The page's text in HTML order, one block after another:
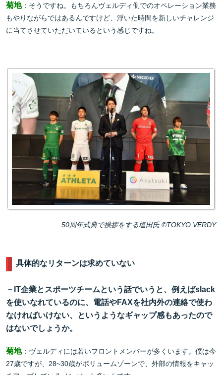
菊地：そうですね。もちろんヴェルディ側でのオペレーション業務
もやりながらではあるんですけど、浮いた時間を新しいチャレンジ
に当てさせていただいているという感じですね。
50周年式典で挨拶をする塩田氏 ©TOKYO VERDY
具体的なリターンは求めていない
－IT企業とスポーツチームという話でいうと、例えばslack
を使いなれているのに、電話やFAXを社内外の連絡で使わ
なければいけない、というようなギャップ感もあったので
はないでしょうか。
菊地：ヴェルディには若いフロントメンバーが多くいます。僕は今
27歳ですが、28~30歳がボリュームゾーンで、外部の情報をキャッ